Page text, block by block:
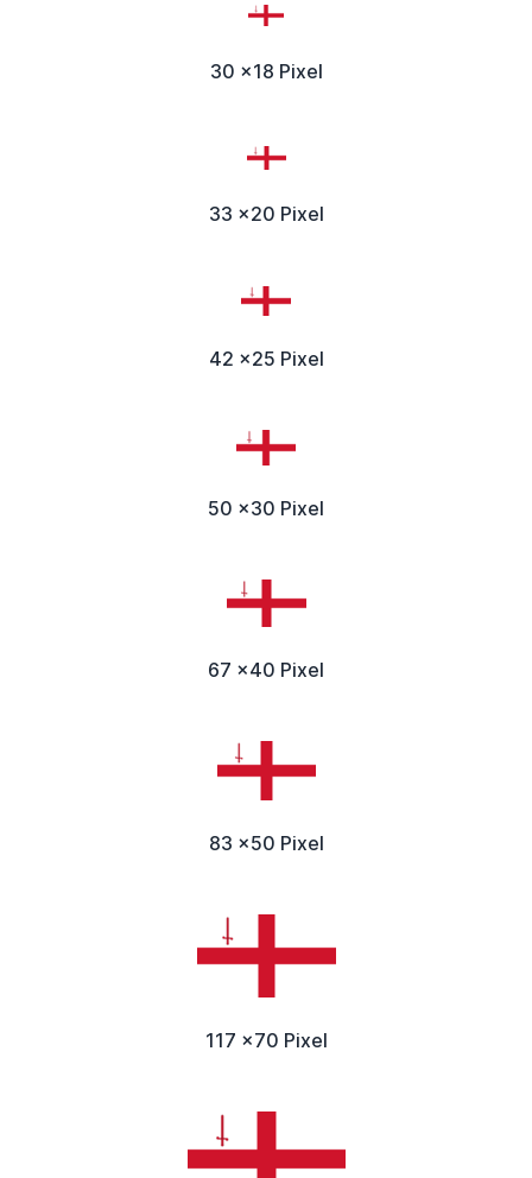
30 x18 Pixel
33 x20 Pixel
42 x25 Pixel
50 x30 Pixel
67 x40 Pixel
83 x50 Pixel
117 x70 Pixel